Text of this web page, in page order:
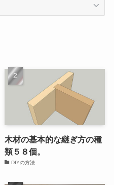
木材の基本的な継ぎ方の種
類５８個。
DIYの方法